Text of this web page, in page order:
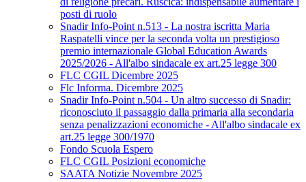
posti di ruolo
Snadir Info-Point n.513 - La nostra iscritta Maria
Raspatelli vince per la seconda volta un prestigioso
premio internazionale Global Education Awards
2025/2026 - All'albo sindacale ex art.25 legge 300
FLC CGIL Dicembre 2025
Flc Informa. Dicembre 2025
Snadir Info-Point n.504 - Un altro successo di Snadir:
riconosciuto il passaggio dalla primaria alla secondaria
senza penalizzazioni economiche - All'albo sindacale ex
art.25 legge 300/1970
Fondo Scuola Espero
FLC CGIL Posizioni economiche
SAATA Notizie Novembre 2025